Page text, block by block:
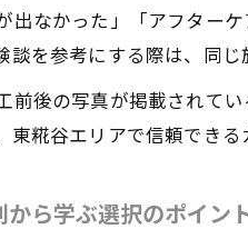
出なかった」「アフター
談を参考にする際は、同
前後の写真が掲載されて
東糀谷エリアで信頼でき
ら学ぶ選択のポイン